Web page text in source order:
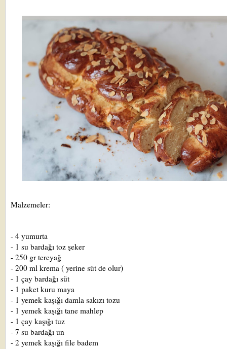
Malzemeler:
- 4 yumurta
- 1 su bardağı toz şeker
- 250 gr tereyağ
- 200 ml krema ( yerine süt de olur)
- 1 çay bardağı süt
- 1 paket kuru maya
- 1 yemek kaşığı damla sakızı tozu
- 1 yemek kaşığı tane mahlep
- 1 çay kaşığı tuz
- 7 su bardağı un
- 2 yemek kaşığı file badem